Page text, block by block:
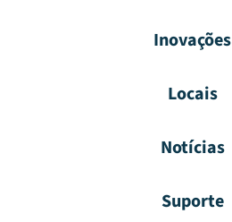
Inovações
Locais
Notícias
Suporte